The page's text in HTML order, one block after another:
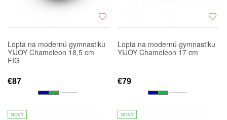
Lopta na modernú gymnastiku
YIJOY Chameleon 18,5 cm
FIG
€87
Lopta na modernú gymnastiku
YIJOY Chameleon 17 cm
€79
NOVÝ NOVÝ